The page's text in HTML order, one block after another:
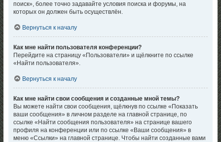
поиск», более точно задавайте условия поиска и форумы, на
которых он должен быть осуществлён.
Вернуться к началу
Как мне найти пользователя конференции?
Перейдите на страницу «Пользователи» и щёлкните по ссылке
«Найти пользователя».
Вернуться к началу
Как мне найти свои сообщения и созданные мной темы?
Вы можете найти свои сообщения, щёлкнув по ссылке «Показать
ваши сообщения» в личном разделе на главной странице, по
ссылке «Найти сообщения пользователя» на странице вашего
профиля на конференции или по ссылке «Ваши сообщения» в
меню «Ссылки» на главной странице. Чтобы найти созданные вами